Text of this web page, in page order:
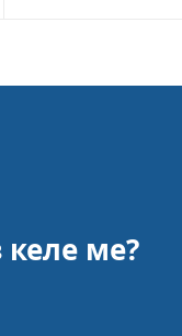
келе ме?